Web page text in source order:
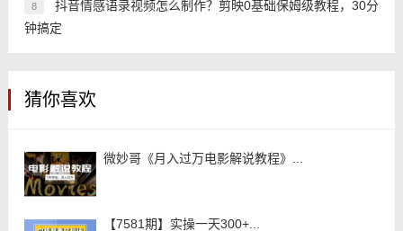
8
抖音情感语录视频怎么制作？剪映0基础保姆级教程，30分
钟搞定
猜你喜欢
微妙哥《月入过万电影解说教程》...
【7581期】实操一天300+...